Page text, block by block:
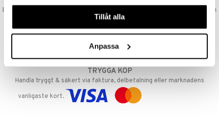
våra cookies vid fortsatt användande av vår webbplats.
Tillåt alla
Anpassa
Beställningar lagda före 14:00 (gäller varor i lager) skickas normalt ut från
oss samma dag.
GODKÄND AV LÄKEMEDELSVERKET
EU-logotypen är symbolen som visar att vi är godkända av
TRYGGA KÖP
Handla tryggt & säkert via faktura, delbetalning eller marknadens
vanligaste kort.